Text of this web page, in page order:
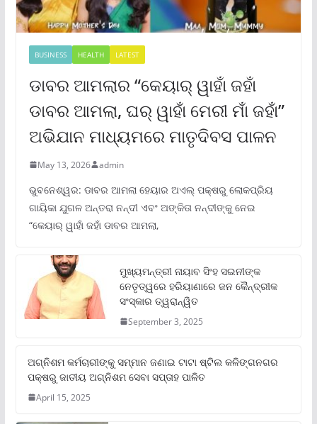
BUSINESS HEALTH LATEST
ଡାବର ଆମଲାର “କେୟାର୍ ୱାହାଁ ଜହାଁ
ଡାବର ଆମଲା, ଘର୍ ୱାହାଁ ମେରୀ ମାଁ ଜହାଁ”
ଅଭିଯାନ ମାଧ୍ୟମରେ ମାତୃଦିବସ ପାଳନ
May 13, 2026 admin
ଭୁବନେଶ୍ୱର: ଡାବର ଆମଲା ହେୟାର ଅଏଲ୍ ପକ୍ଷରୁ ଲୋକପ୍ରିୟ
ଗାୟିକା ଯୁଗଳ ଅନ୍ତରା ନନ୍ଦୀ ଏବଂ ଅଙ୍କିତା ନନ୍ଦୀଙ୍କୁ ନେଇ
“କେୟାର୍ ୱାହାଁ ଜହାଁ ଡାବର ଆମଲା,
ମୁଖ୍ୟମନ୍ତ୍ରୀ ନାୟାବ ସିଂହ ସଇନୀଙ୍କ
ନେତୃତ୍ୱରେ ହରିୟାଣାରେ ଜନ କୈନ୍ଦ୍ରୀକ
ସଂସ୍କାର ତ୍ୱରାନ୍ୱିତ
September 3, 2025
ଅଗ୍ନିଶମ କର୍ମଚାରୀଙ୍କୁ ସମ୍ମାନ ଜଣାଇ ଟାଟା ଷ୍ଟିଲ କଳିଙ୍ଗନଗର
ପକ୍ଷରୁ ଜାତୀୟ ଅଗ୍ନିଶମ ସେବା ସପ୍ତାହ ପାଳିତ
April 15, 2025